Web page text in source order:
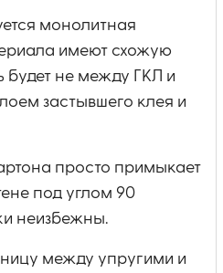
монолитная
имеют схожую
будет не между ГКЛ и
застывшего клея и
просто примыкает
под углом 90
неизбежны.
между упругими и